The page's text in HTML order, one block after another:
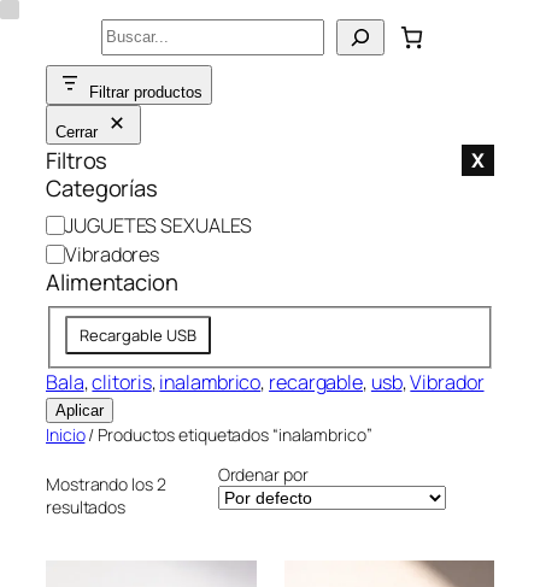
Saltar
contenido
Buscar
Filtrar productos
Cerrar
Filtros X
Categorías
C
a
t
e
r
í
a
JUGUETES SEXUALES
Vibradores
Alimentacion
l
i
m
e
t
a
Recargable USB
Bala, clitoris, inalambrico, recargable, usb, Vibrador
Aplicar
Inicio/ Productos etiquetados “inalambrico”
Mostrando los 2
resultados
Ordenar por